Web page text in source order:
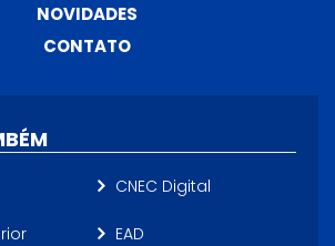
NOVIDADES
CONTATO
CNEC Digital
EAD